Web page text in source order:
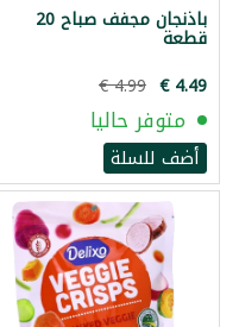
باذنجان مجفف صباح 20
قطعة
متوفر حاليا
أضف للسلة